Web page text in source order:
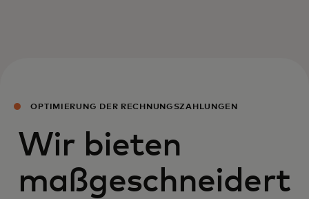
OPTIMIERUNG DER RECHNUNGSZAHLUNGEN
Wir bieten
maßgeschneidert